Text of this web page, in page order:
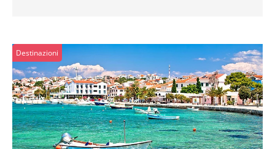
Destinazioni